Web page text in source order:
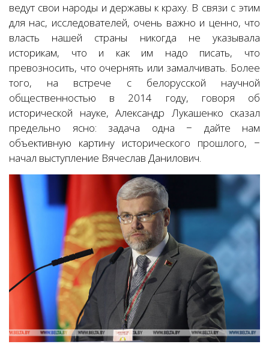
ведут свои народы и державы к краху. В связи с этим
для нас, исследователей, очень важно и ценно, что
власть нашей страны никогда не указывала
историкам, что и как им надо писать, что
превозносить, что очернять или замалчивать. Более
того, на встрече с белорусской научной
общественностью в 2014 году, говоря об
исторической науке, Александр Лукашенко сказал
предельно ясно: задача одна − дайте нам
объективную картину исторического прошлого, −
начал выступление Вячеслав Данилович.